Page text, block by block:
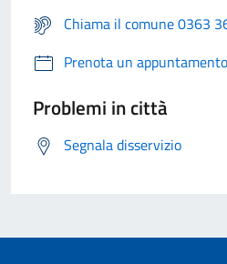
Chiama il comune 0363
Prenota un appuntamento
Problemi in città
Segnala disservizio